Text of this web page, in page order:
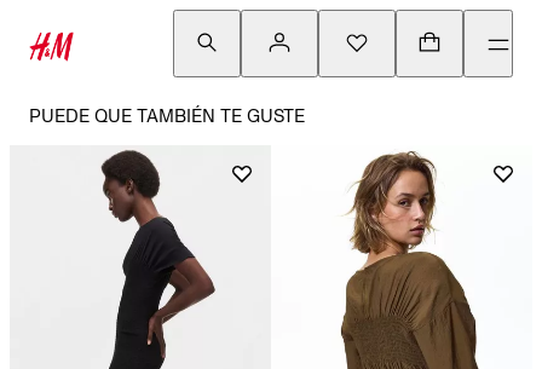
PUEDE QUE TAMBIÉN TE GUSTE